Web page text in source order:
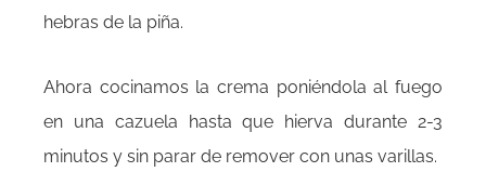
hebras de la piña.
Ahora cocinamos la crema poniéndola al fuego
en una cazuela hasta que hierva durante 2-3
minutos y sin parar de remover con unas varillas.